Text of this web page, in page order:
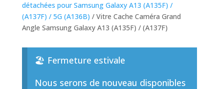
détachées pour Samsung Galaxy A13 (A135F) /
(A137F) / 5G (A136B) / Vitre Cache Caméra Grand
Angle Samsung Galaxy A13 (A135F) / (A137F)
🏖️ Fermeture estivale
Nous serons de nouveau disponibles